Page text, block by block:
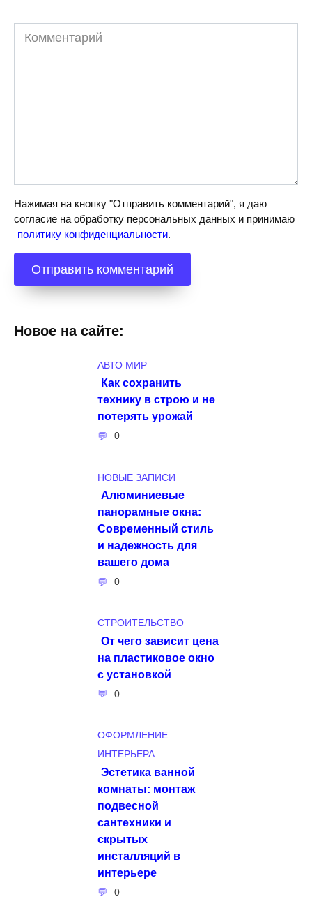
Комментарий
Нажимая на кнопку "Отправить комментарий", я даю
согласие на обработку персональных данных и принимаю
политику конфиденциальности.
Новое на сайте:
АВТО МИР
Как сохранить
технику в строю и не
потерять урожай
0
НОВЫЕ ЗАПИСИ
Алюминиевые
панорамные окна:
Современный стиль
и надежность для
вашего дома
0
СТРОИТЕЛЬСТВО
От чего зависит цена
на пластиковое окно
с установкой
0
ОФОРМЛЕНИЕ
ИНТЕРЬЕРА
Эстетика ванной
комнаты: монтаж
подвесной
сантехники и
скрытых
инсталляций в
интерьере
0